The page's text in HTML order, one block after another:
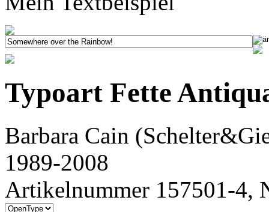
Typoart Fette
Barbara Cain
1989-2008
Artikelnummer 157501-4,